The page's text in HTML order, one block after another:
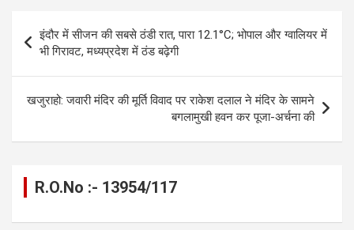
o
o
k
g
er
A
p
p
a
m
n
Post
navigation
इंदौर में सीजन की सबसे ठंडी रात, पारा 12.1°C; भोपाल और ग्वालियर में
भी गिरावट, मध्यप्रदेश में ठंड बढ़ेगी
खजुराहो: जवारी मंदिर की मूर्ति विवाद पर राकेश दलाल ने मंदिर के सामने
बगलामुखी हवन कर पूजा-अर्चना की
R.O.No :- 13954/117